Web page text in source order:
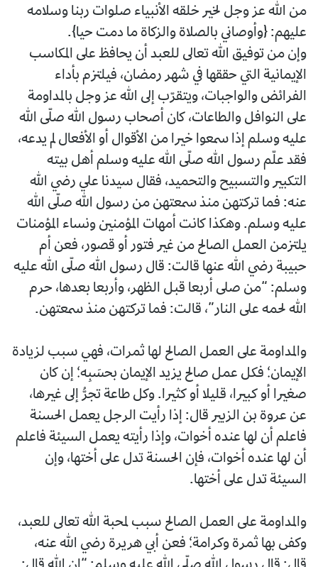
من الله عز وجل لخير خلقه الأنبياء صلوات ربنا وسلامه
عليهم: {وأوصاني بالصلاة والزكاة ما دمت حيا}.
وإن من توفيق الله تعالى للعبد أن يحافظ على المكاسب
الإيمانية التي حققها في شهر رمضان، فيلتزم بأداء
الفرائض والواجبات، ويتقرّب إلى الله عز وجل بالمداومة
على النوافل والطاعات، كان أصحاب رسول الله صلّى الله
عليه وسلم إذا سمعوا خيرا من الأقوال أو الأفعال لم يدعه،
فقد علّم رسول الله صلّى الله عليه وسلم أهل بيته
التكبير والتسبيح والتحميد، فقال سيدنا علي رضي الله
عنه: فما تركتهن منذ سمعتهن من رسول الله صلّى الله
عليه وسلم. وهكذا كانت أمهات المؤمنين ونساء المؤمنات
يلتزمن العمل الصالح من غير فتور أو قصور، فعن أم
حبيبة رضي الله عنها قالت: قال رسول الله صلّى الله عليه
وسلم: “من صلى أربعا قبل الظهر، وأربعا بعدها، حرم
الله لحمه على النار”، قالت: فما تركتهن منذ سمعتهن.
والمداومة على العمل الصالح لها ثمرات، فهي سبب لزيادة
الإيمان؛ فكل عمل صالح يزيد الإيمان بحسَبِه؛ إن كان
صغيرا أو كبيرا، قليلا أو كثيرا. وكل طاعة تجرُّ إلى غيرها،
عن عروة بن الزبير قال: إذا رأيت الرجل يعمل الحسنة
فاعلم أن لها عنده أخوات، وإذا رأيته يعمل السيئة فاعلم
أن لها عنده أخوات، فإن الحسنة تدل على أختها، وإن
السيئة تدل على أختها.
والمداومة على العمل الصالح سبب لمحبة الله تعالى للعبد،
وكفى بها ثمرة وكرامة؛ فعن أبي هريرة رضي الله عنه،